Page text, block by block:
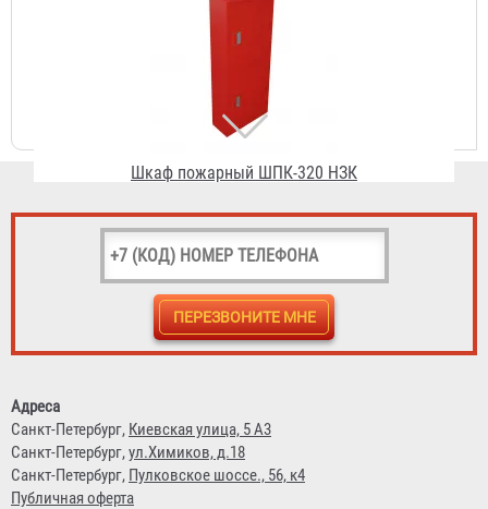
Шкаф пожарный ШПК-320 НЗК
2 882 ₽
Шкаф ШПК-310 НЗБ
Адреса
Санкт-Петербург, Киевская улица, 5 А3
Санкт-Петербург,ул.Химиков, д.18
Санкт-Петербург, Пулковское шоссе., 56, к4
Публичная оферта